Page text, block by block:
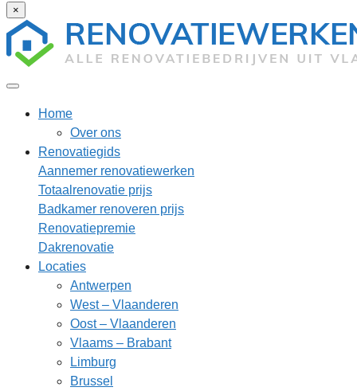
×
Home
Over ons
Renovatiegids
Aannemer renovatiewerken
Totaalrenovatie prijs
Badkamer renoveren prijs
Renovatiepremie
Dakrenovatie
Locaties
Antwerpen
West – Vlaanderen
Oost – Vlaanderen
Vlaams – Brabant
Limburg
Brussel